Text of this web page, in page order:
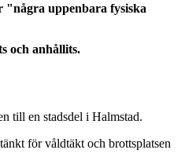
"några uppenbara fysiska
och anhållits.
till en stadsdel i Halmstad.
för våldtäkt och brottsplatsen